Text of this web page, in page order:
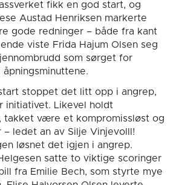
fikk en god start, og
Austad Henriksen markerte
gode redninger – både fra kant
viste Frida Hajum Olsen seg
som sørget for
stoppet det litt opp i angrep,
initiativet. Likevel holdt
takket være et kompromissløst og
ledet an av Silje Vinjevolll!
løsnet det igjen i angrep.
satte to viktige scoringer
fra Emilie Bech, som styrte mye